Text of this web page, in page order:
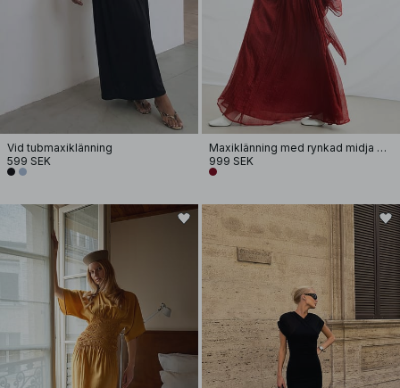
Vid tubmaxiklänning
599 SEK
Maxiklänning med rynkad midja och scarf
999 SEK